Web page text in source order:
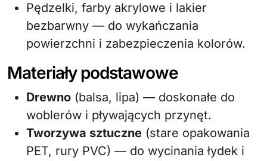
Pędzelki, farby akrylowe i lakier
bezbarwny — do wykańczania
powierzchni i zabezpieczenia kolorów.
Materiały podstawowe
Drewno (balsa, lipa) — doskonałe do
woblerów i pływających przynęt.
Tworzywa sztuczne (stare opakowania
PET, rury PVC) — do wycinania łydek i